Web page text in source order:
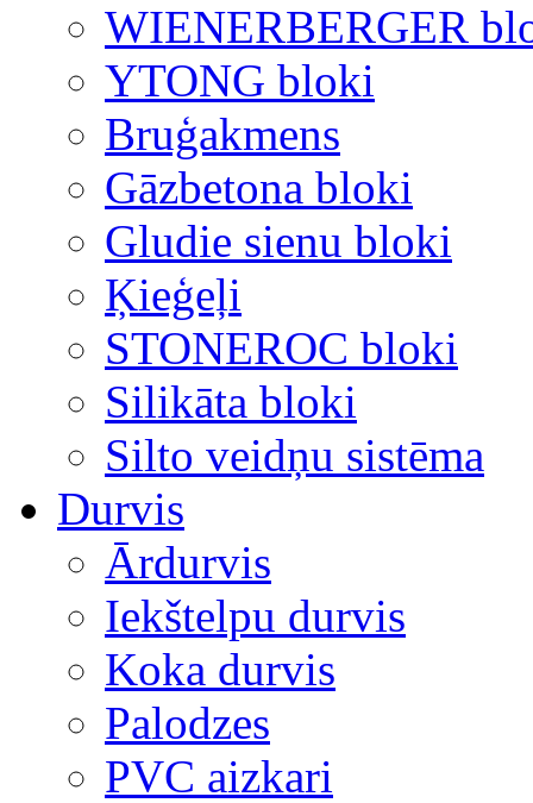
WIENERBERGER
YTONG bloki
Bruģakmens
Gāzbetona bloki
Gludie sienu bloki
Ķieģeļi
STONEROC bloki
Silikāta bloki
Silto veidņu sistēma
Durvis
Ārdurvis
Iekštelpu durvis
Koka durvis
Palodzes
PVC aizkari